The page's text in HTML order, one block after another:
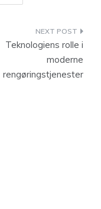
Teknologiens rolle i
moderne
rengøringstjenester